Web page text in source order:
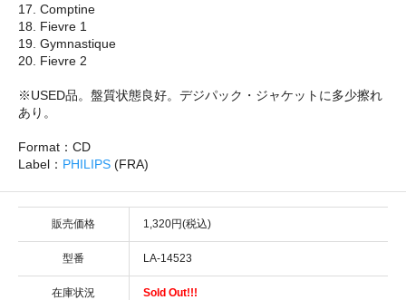
17. Comptine
18. Fievre 1
19. Gymnastique
20. Fievre 2
※USED品。盤質状態良好。デジパック・ジャケットに多少擦れ
あり。
Format：CD
Label： PHILIPS (FRA)
販売価格 1,320円(税込)
型番 LA-14523
在庫状況 Sold Out!!!